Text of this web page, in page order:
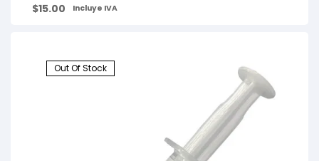
$15.00 Incluye IVA
Out Of Stock